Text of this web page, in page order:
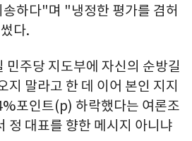
하다"며 "냉정한 평가를 겸허
다.
민주당 지도부에 자신의 순방길
지 말라고 한 데 이어 본인 지지
포인트(p) 하락했다는 여론조
정 대표를 향한 메시지 아니냐